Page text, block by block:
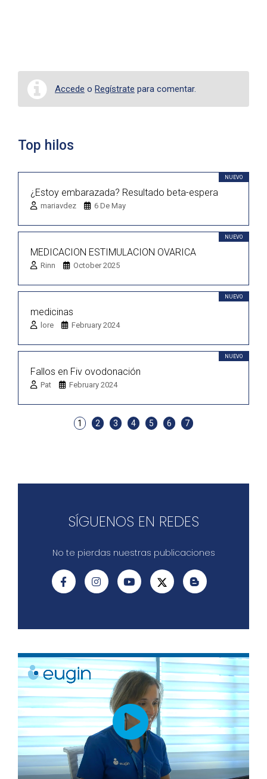
Accede o Regístrate para comentar.
Top hilos
NUEVO
¿Estoy embarazada? Resultado beta-espera
mariavdez 6 De May
NUEVO
MEDICACION ESTIMULACION OVARICA
Rinn October 2025
NUEVO
medicinas
lore February 2024
NUEVO
Fallos en Fiv ovodonación
Pat February 2024
1 2 3 4 5 6 7
SÍGUENOS EN REDES
No te pierdas nuestras publicaciones